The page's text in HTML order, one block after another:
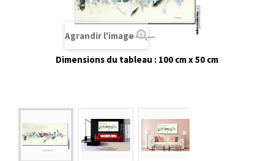
Agrandir l'image
Dimensions du tableau : 100 cm x 50 cm